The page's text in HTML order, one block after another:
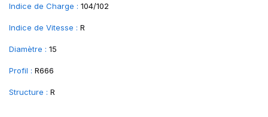
Indice de Charge : 104/102
Indice de Vitesse : R
Diamètre : 15
Profil : R666
Structure : R